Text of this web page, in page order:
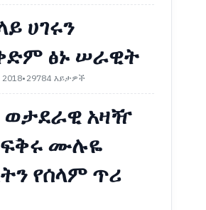
ሀገሩን
ፅኑ ሠራዊት
•29784 እይታዎች
ወታደራዊ አዛዥ
ሙሉዬ
የሰላም ጥሪ